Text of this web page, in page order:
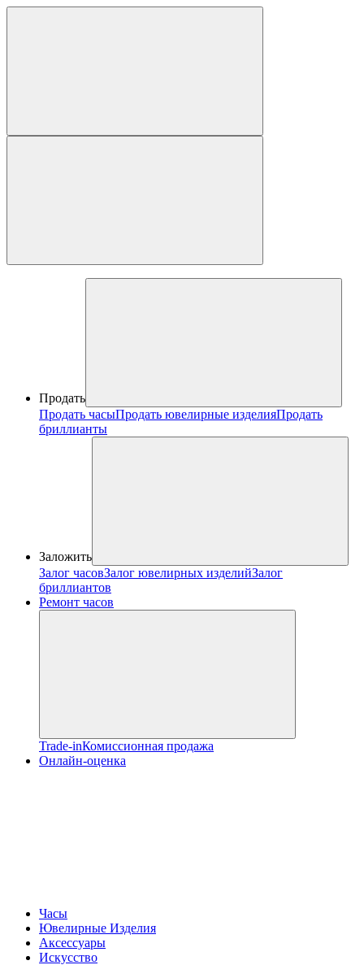
Продать
Продать часыПродать ювелирные изделияПродать
бриллианты
Заложить
Залог часовЗалог ювелирных изделийЗалог
бриллиантов
Ремонт часов
Trade-inКомиссионная продажа
Онлайн-оценка
Часы
Ювелирные Изделия
Аксессуары
Искусство